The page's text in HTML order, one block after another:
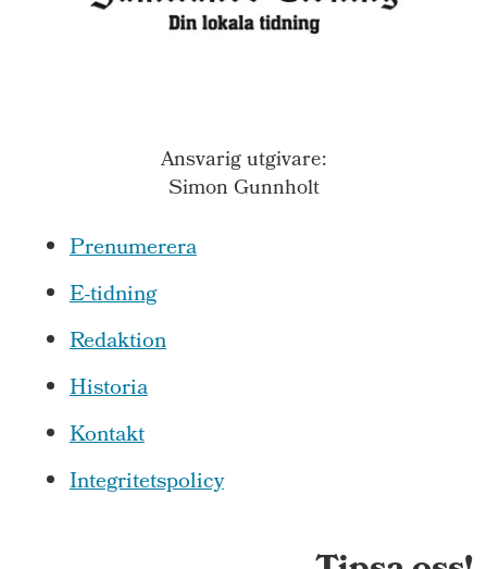
Ansvarig utgivare:
Simon Gunnholt
Prenumerera
E-tidning
Redaktion
Historia
Kontakt
Integritetspolicy